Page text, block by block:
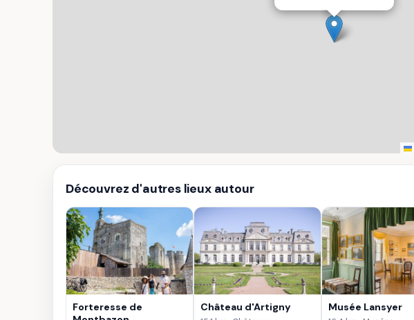
Découvrez d'autres lieux autour
Forteresse de
Château d'Artigny Musée Lansyer